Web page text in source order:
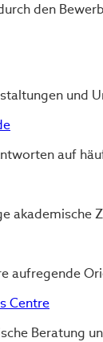
den
und
auf
akademische
aufregende
Centre
Beratung